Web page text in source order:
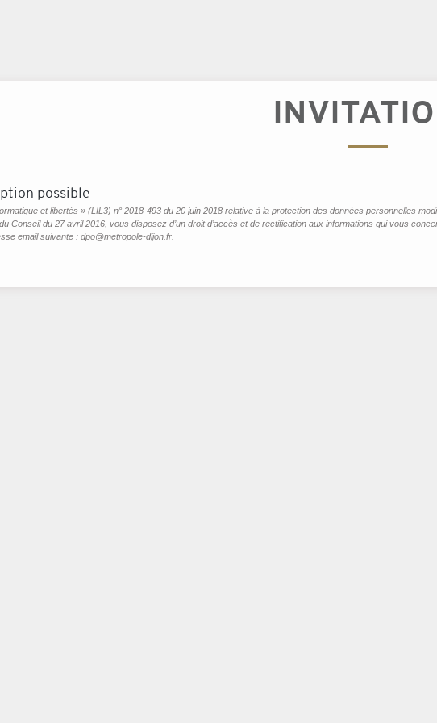
possible
et libertés » (LIL3) n° 2018-493 du 20 juin 2018 relative à la protection des données personnelles
Conseil du 27 avril 2016, vous disposez d’un droit d’accès et de rectification aux informations qui vous
email suivante : dpo@metropole-dijon.fr.